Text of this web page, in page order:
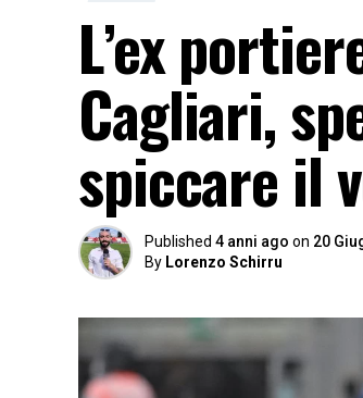
L’ex
Cagliari,
spiccare il
Published 4 anni ago on 20
By Lorenzo Schirru